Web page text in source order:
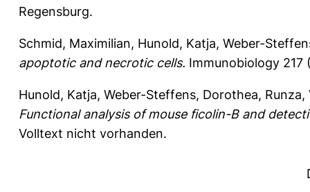
Regensburg.
Schmid, Maximilian, Hunold, Katja, Weber-
apoptotic and necrotic cells. Immunobiology 217
Hunold, Katja, Weber-Steffens, Dorothea, Runza,
Functional analysis of mouse ficolin-B and
Volltext nicht vorhanden.